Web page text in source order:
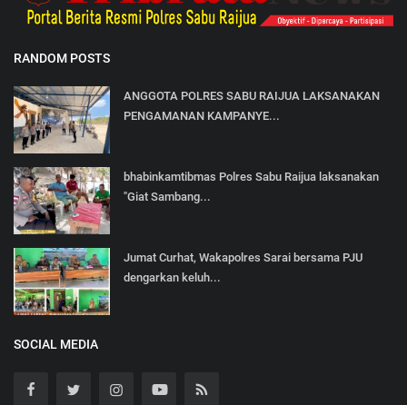
RANDOM POSTS
ANGGOTA POLRES SABU RAIJUA LAKSANAKAN
PENGAMANAN KAMPANYE...
bhabinkamtibmas Polres Sabu Raijua laksanakan
"Giat Sambang...
Jumat Curhat, Wakapolres Sarai bersama PJU
dengarkan keluh...
SOCIAL MEDIA